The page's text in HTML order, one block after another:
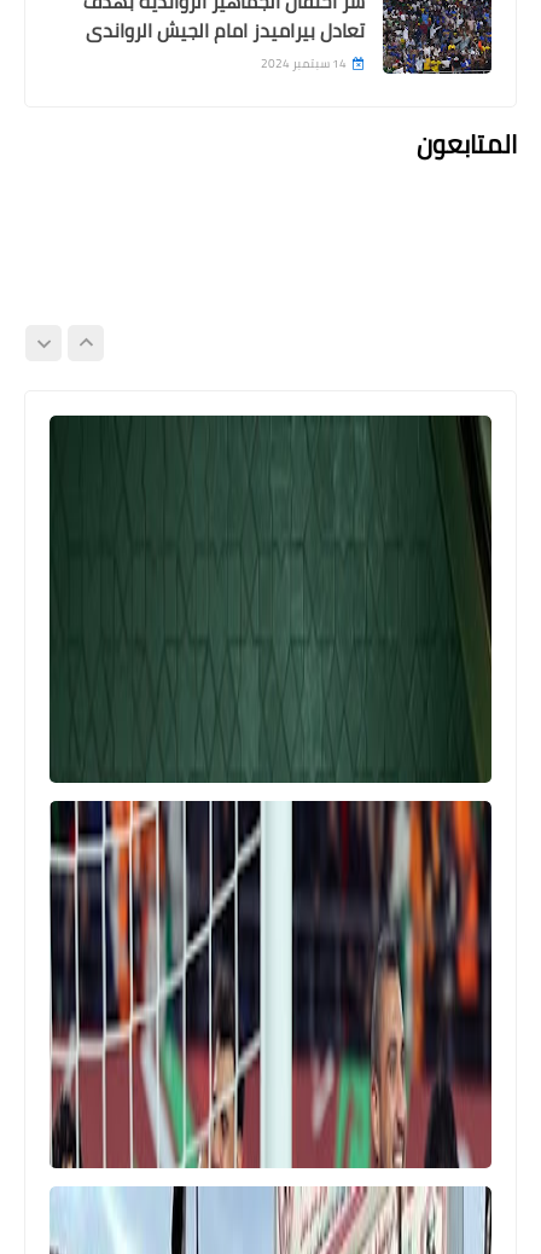
تعادل بيراميدز امام الجيش الرواندى
14 سبتمبر 2024
المتابعون
sport tv
قناة كورة بلس بث مباشر kora plus live
أمم أفريقيا
موعد مشاهدة مباراة مصر و نيجيريا
اليوم في برونزية كأس أمم أفريقيا 2025
و القنوات الناقلة